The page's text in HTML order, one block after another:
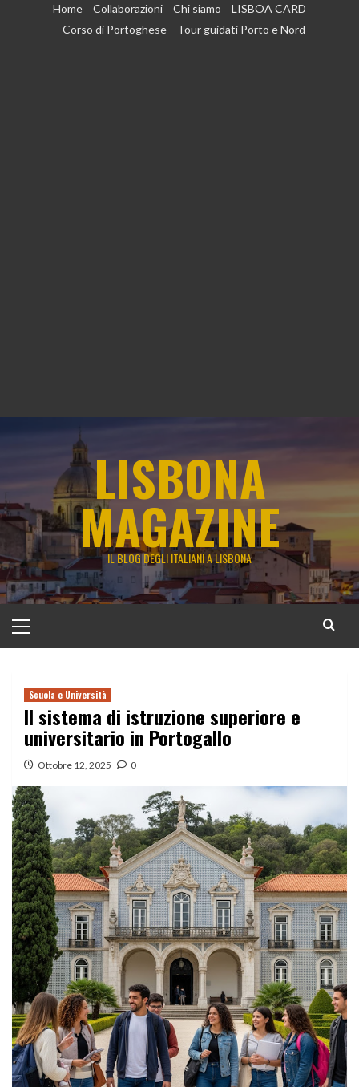
Home Collaborazioni Chi siamo
LISBOA CARD
Corso di Portoghese
Tour guidati Porto e Nord
LISBONA
MAGAZINE
IL BLOG DEGLI ITALIANI A LISBONA
principale
Scuola e Università
Il sistema di istruzione superiore e
universitario in Portogallo
Ottobre 12, 2025 0